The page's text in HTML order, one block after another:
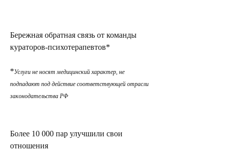
Бережная обратная связь от команды
кураторов-психотерапевтов*
*Услуги не носят медицинский характер, не
подпадают под действие соответствующей отрасли
законодательства РФ
Более 10 000 пар улучшили свои
отношения